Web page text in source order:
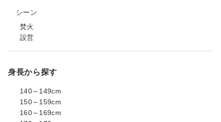
シーン
焚火
設営
身長から探す
140～149cm
150～159cm
160～169cm